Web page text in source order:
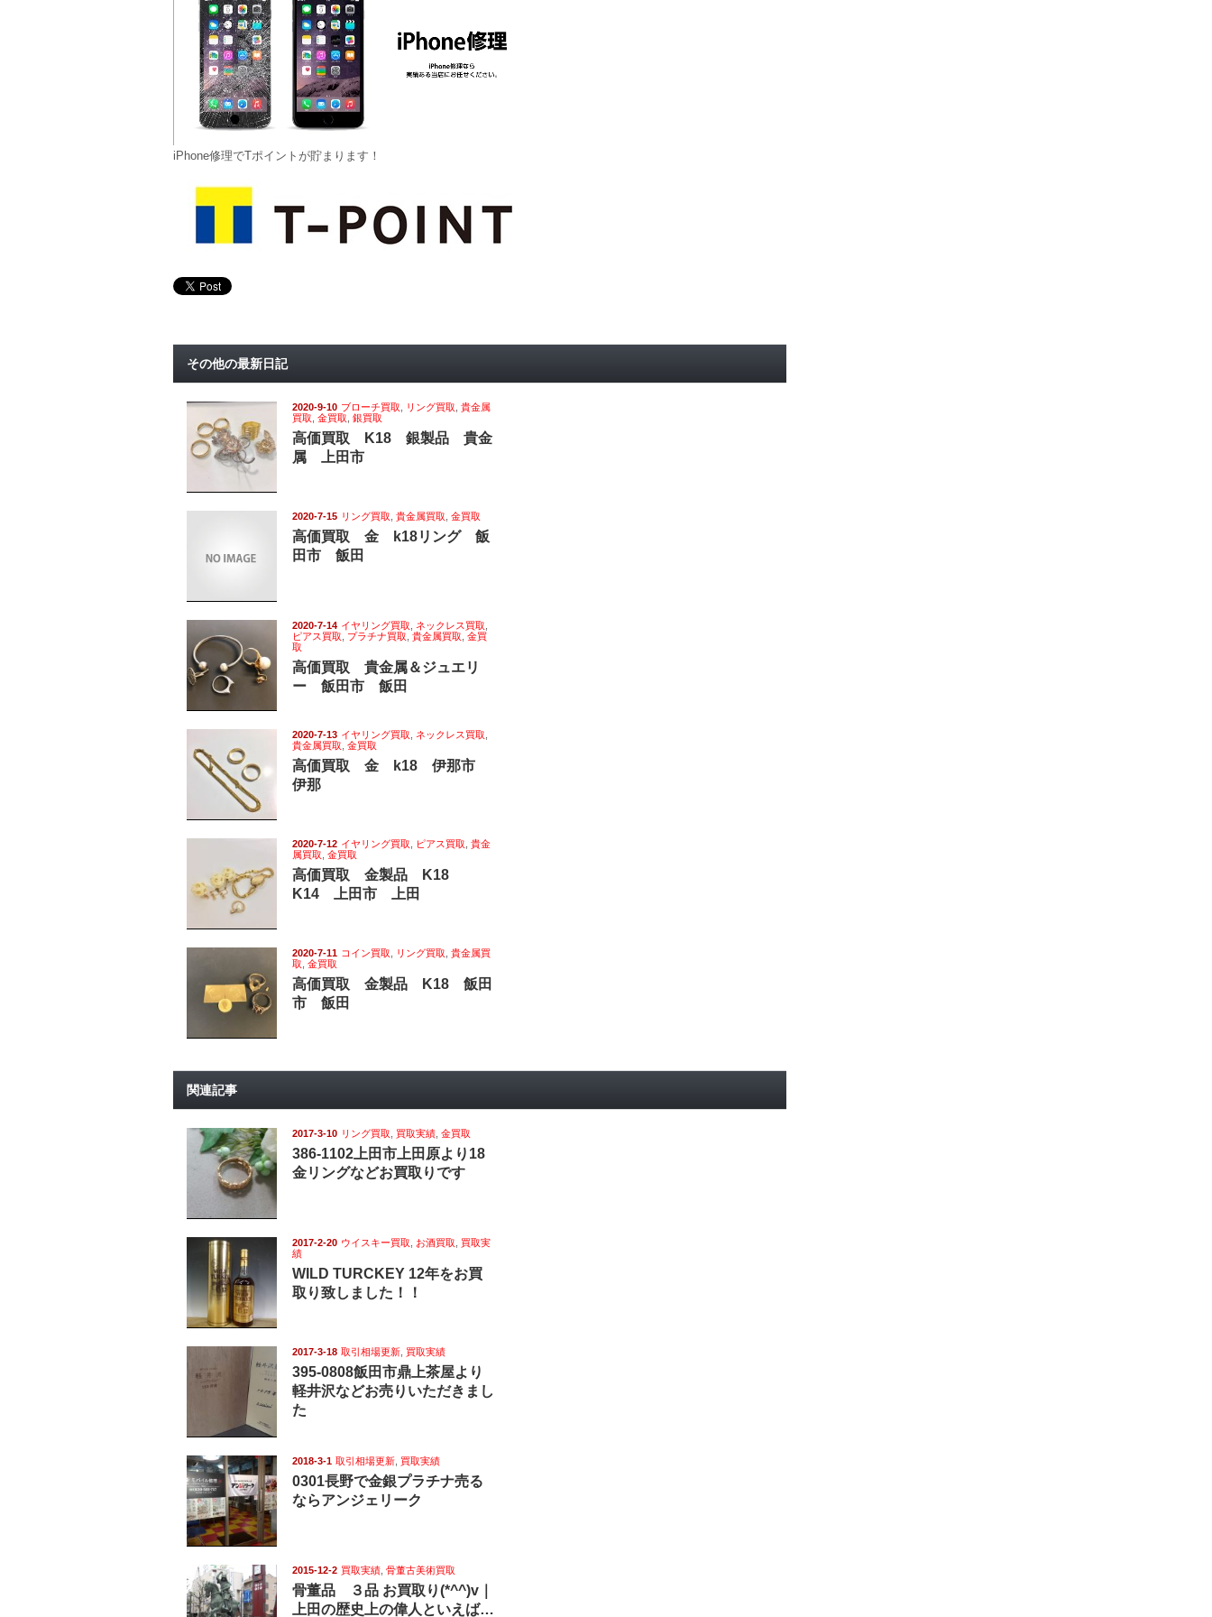
iPhone修理でTポイントが貯まります！
その他の最新日記
2020-9-10 ブローチ買取 リング買取 貴金属
買取 金買取 銀買取
高価買取 K18 銀製品 貴金
属 上田市
2020-7-15 リング買取 貴金属買取 金買取
高価買取 金 k18リング 飯
田市 飯田
2020-7-14 イヤリング買取 ネックレス買取
ピアス買取
プラチナ買取 貴金属買取 金買
取
高価買取 貴金属＆ジュエリ
ー 飯田市 飯田
2020-7-13 イヤリング買取 ネックレス買取
貴金属買取 金買取
高価買取 金 k18 伊那市
伊那
2020-7-12 イヤリング買取 ピアス買取 貴金
属買取 金買取
高価買取 金製品 K18
K14 上田市 上田
2020-7-11 コイン買取 リング買取 貴金属買
取 金買取
高価買取 金製品 K18 飯田
市 飯田
関連記事
2017-3-10 リング買取 買取実績 金買取
386-1102上田市上田原より18
金リングなどお買取りです
2017-2-20 ウイスキー買取 お酒買取
買取実
績
WILD TURCKEY 12年をお買
取り致しました！！
2017-3-18 取引相場更新 買取実績
395-0808飯田市鼎上茶屋より
軽井沢などお売りいただきまし
た
2018-3-1 取引相場更新 買取実績
0301長野で金銀プラチナ売る
ならアンジェリーク
2015-12-2 買取実績 骨董古美術買取
骨董品 ３品 お買取り(*^^)v｜
上田の歴史上の偉人といえば…